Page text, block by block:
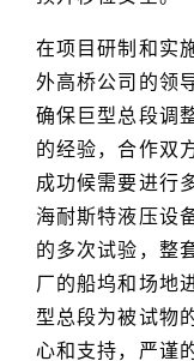
在项目研制和实
外高桥公司的领
确保巨型总段调
的经验，合作双
成功候需要进行
海耐斯特液压设
的多次试验，整
厂的船坞和场地
型总段为被试物
心和支持，严谨